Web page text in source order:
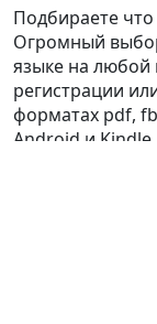
Подбираете
Огромный
языке на любой
регистрации
форматах pdf,
Android и